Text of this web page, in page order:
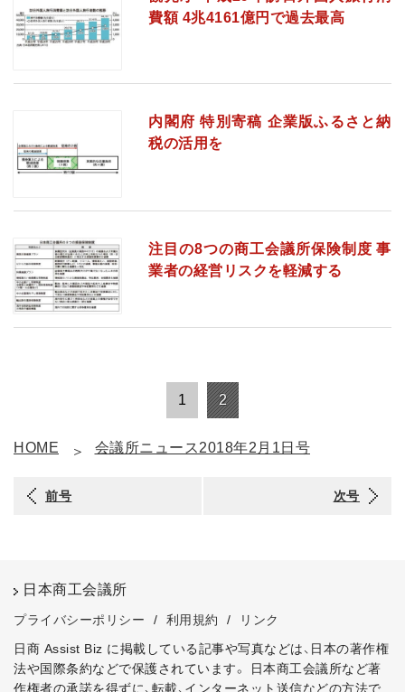
費額 4兆4161億円で過去最高
内閣府 特別寄稿 企業版ふるさと納
税の活用を
注目の8つの商工会議所保険制度 事
業者の経営リスクを軽減する
1 2
HOME 会議所ニュース2018年2月1日号
前号 次号
日本商工会議所
プライバシーポリシー / 利用規約 /
リンク
日商 Assist Biz に掲載している記事や写真などは、日本の著作権
法や国際条約などで保護されています。
日本商工会議所など著
作権者の承諾を得ずに、転載、インターネット送信などの方法で